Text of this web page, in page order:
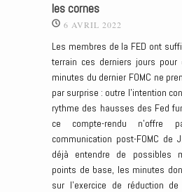
les cornes
6 AVRIL 2022
Les membres de la FED ont
terrain ces derniers jours pour
minutes du dernier FOMC ne
par surprise : outre l’intention
rythme des hausses des Fed
ce compte-rendu
communication post-FOMC de
déjà entendre de possibles
points de base, les minutes
sur l’exercice de réduction